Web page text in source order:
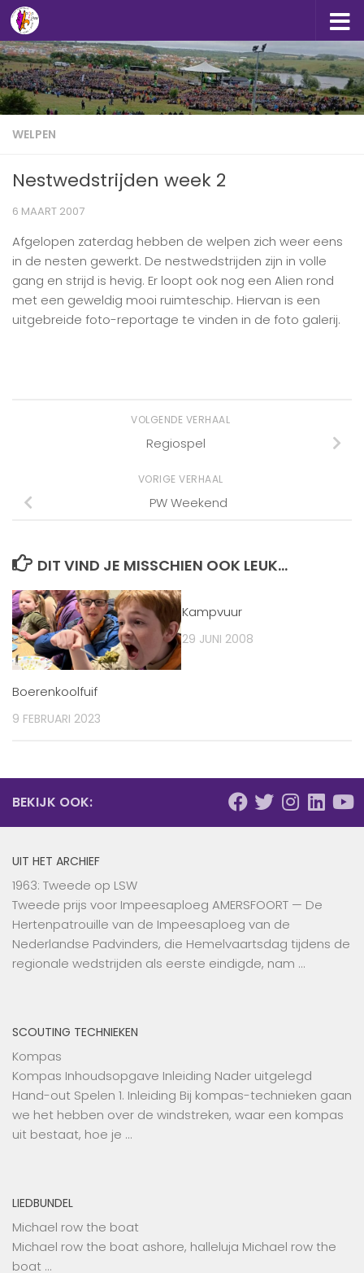
Doorgaan naar inhoud
WELPEN
Nestwedstrijden week 2
6 MAART 2007
Afgelopen zaterdag hebben de welpen zich weer eens
in de nesten gewerkt. De nestwedstrijden zijn in volle
gang en strijd is hevig. Er loopt ook nog een Alien rond
met een geweldig mooi ruimteschip. Hiervan is een
uitgebreide foto-reportage te vinden in de foto galerij.
VOLGENDE VERHAAL
Regiospel
VORIGE VERHAAL
PW Weekend
DIT VIND JE MISSCHIEN OOK LEUK...
Boerenkoolfuif
9 FEBRUARI 2023
Kampvuur
29 JUNI 2008
BEKIJK OOK:
UIT HET ARCHIEF
1963: Tweede op LSW
Tweede prijs voor Impeesaploeg AMERSFOORT — De
Hertenpatrouille van de Impeesaploeg van de
Nederlandse Padvinders, die Hemelvaartsdag tijdens de
regionale wedstrijden als eerste eindigde, nam …
SCOUTING TECHNIEKEN
Kompas
Kompas Inhoudsopgave Inleiding Nader uitgelegd
Hand-out Spelen 1. Inleiding Bij kompas-technieken gaan
we het hebben over de windstreken, waar een kompas
uit bestaat, hoe je …
LIEDBUNDEL
Michael row the boat
Michael row the boat ashore, halleluja Michael row the
boat …